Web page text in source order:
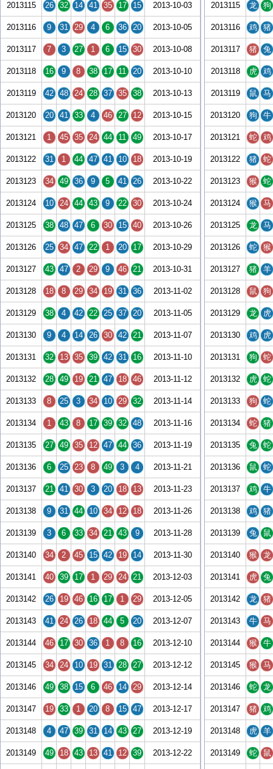
2013115 26 32 14 41 35 17 15 2013-10-03
2013116 9 31 29 4 6 36 20 2013-10-05
2013117 7 3 27 1 6 15 30 2013-10-08
2013118 16 9 8 38 17 11 20 2013-10-10
2013119 42 48 24 28 37 35 38 2013-10-13
2013120 20 41 33 4 46 27 12 2013-10-15
2013121 1 45 35 24 44 11 49 2013-10-17
2013122 31 1 44 47 41 10 18 2013-10-19
2013123 34 49 36 9 5 41 26 2013-10-22
2013124 10 24 44 43 9 22 30 2013-10-24
2013125 38 48 47 6 30 15 40 2013-10-26
2013126 25 34 47 22 1 20 17 2013-10-29
2013127 43 47 2 29 9 46 21 2013-10-31
2013128 18 8 29 34 19 31 36 2013-11-02
2013129 38 4 42 22 25 37 20 2013-11-05
2013130 9 4 14 26 30 42 21 2013-11-07
2013131 32 13 35 39 42 31 16 2013-11-10
2013132 28 49 19 21 47 18 46 2013-11-12
2013133 8 25 3 34 10 29 32 2013-11-14
2013134 1 43 8 17 39 32 48 2013-11-16
2013135 27 49 35 12 47 44 36 2013-11-19
2013136 6 25 23 8 49 3 4 2013-11-21
2013137 21 41 30 3 20 18 13 2013-11-23
2013138 9 31 44 10 34 12 18 2013-11-26
2013139 3 6 33 34 21 43 9 2013-11-28
2013140 34 2 45 15 42 19 14 2013-11-30
2013141 40 39 17 1 29 24 21 2013-12-03
2013142 26 19 46 16 17 1 29 2013-12-05
2013143 41 24 26 18 44 5 20 2013-12-07
2013144 46 17 30 36 1 8 16 2013-12-10
2013145 34 24 10 19 31 28 27 2013-12-12
2013146 49 38 15 6 46 14 29 2013-12-14
2013147 19 33 1 20 8 15 47 2013-12-17
2013148 4 47 39 31 14 43 27 2013-12-19
2013149 49 18 43 13 41 12 39 2013-12-22
2013115 龙 狗
2013116 鸡 猪
2013117 猪 兔
2013118 虎 鸡
2013119 鼠 马
2013120 狗 牛
2013121 蛇 鸡
2013122 猪 蛇
2013123 猴 蛇
2013124 猴 马
2013125 龙 马
2013126 蛇 猴
2013127 猪 羊
2013128 鼠 狗
2013129 龙 虎
2013130 鸡 虎
2013131 狗 蛇
2013132 虎 蛇
2013133 狗 蛇
2013134 蛇 猪
2013135 兔 蛇
2013136 鼠 蛇
2013137 鸡 牛
2013138 鸡 猪
2013139 兔 鼠
2013140 猴 龙
2013141 虎 兔
2013142 龙 猪
2013143 牛 马
2013144 猴 牛
2013145 猴 马
2013146 蛇 龙
2013147 猪 鸡
2013148 虎 羊
2013149 蛇 鼠